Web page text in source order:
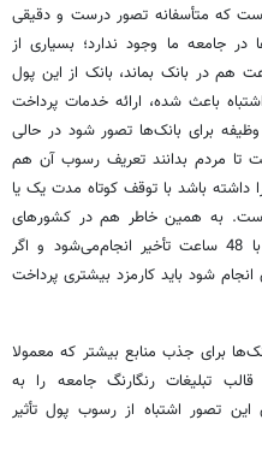
است که متأسفانه تصور درست و دقیقی
جامعه ما وجود ندارد؛ بسیاری از
هم در بانک بماند، بانک از این پول
باعث شده، ارائه خدمات پرداخت
برای بانک‌ها تصور شود در حالی
تا مردم بدانند تعریف رسوب آن هم
باشد با توقف کوتاه مدت یک یا
است. به همین خاطر هم در کشورهای
دیگر تسویه با دانردگان کارتخوان عموما با 48 ساعت تأخیر انجام‌می‌شود و اگر
شود باید کارمزد بیشتری پرداخت
برای جذب منابع بیشتر که معمولا
تبلیغات رنگارنگ جامعه را به
تصور اشتباه از رسوب پول تأثیر